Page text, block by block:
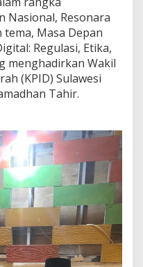
Nasional, Resonara
Masa Depan
Regulasi, Etika,
menghadirkan Wakil
(KPID) Sulawesi
Tahir.